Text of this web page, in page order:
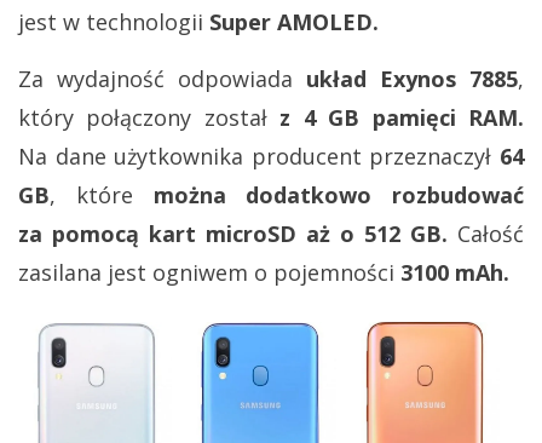
jest w technologii Super AMOLED.
Za wydajność odpowiada układ Exynos 7885,
który połączony został z 4 GB pamięci RAM.
Na dane użytkownika producent przeznaczył 64
GB, które można dodatkowo rozbudować
za pomocą kart microSD aż o 512 GB. Całość
zasilana jest ogniwem o pojemności 3100 mAh.